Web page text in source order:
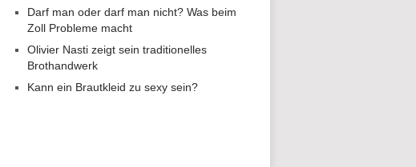
Darf man oder darf man nicht? Was beim
Zoll Probleme macht
Olivier Nasti zeigt sein traditionelles
Brothandwerk
Kann ein Brautkleid zu sexy sein?